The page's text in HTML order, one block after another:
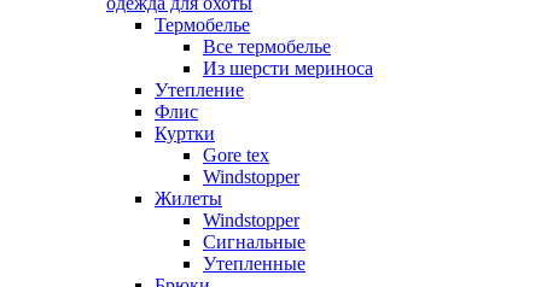
Термобелье
Все термобелье
Из шерсти мериноса
Утепление
Флис
Куртки
Gore tex
Windstopper
Жилеты
Windstopper
Сигнальные
Утепленные